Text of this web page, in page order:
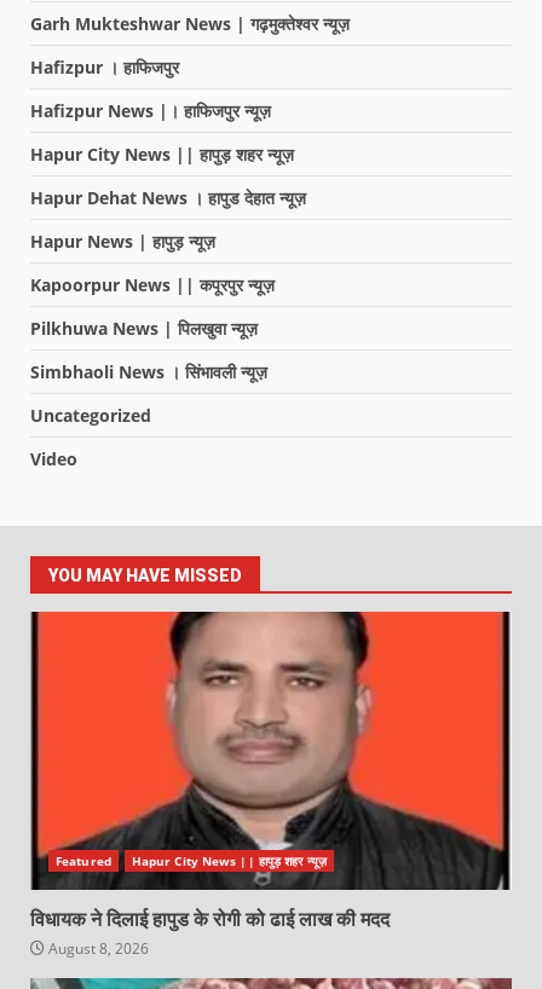
Garh Mukteshwar News | गढ़मुक्तेश्वर न्यूज़
Hafizpur । हाफिजपुर
Hafizpur News |। हाफिजपुर न्यूज़
Hapur City News || हापुड़ शहर न्यूज़
Hapur Dehat News । हापुड देहात न्यूज़
Hapur News | हापुड़ न्यूज़
Kapoorpur News || कपूरपुर न्यूज़
Pilkhuwa News | पिलखुवा न्यूज़
Simbhaoli News । सिंभावली न्यूज़
Uncategorized
Video
YOU MAY HAVE MISSED
Featured Hapur City News || हापुड़ शहर न्यूज़
विधायक ने दिलाई हापुड के रोगी को ढाई लाख की मदद
August 8, 2026